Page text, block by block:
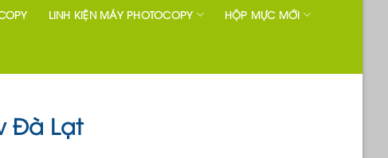
LINH KIỆN MÁY PHOTOCOPY HỘP MỰC MỚI
Đà Lạt